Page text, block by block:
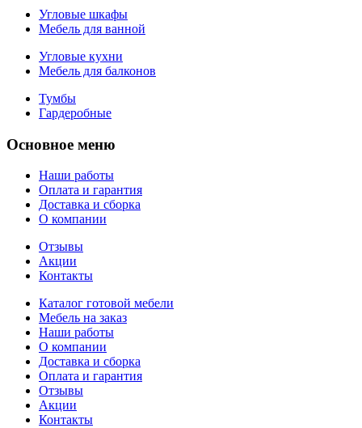
Угловые шкафы
Мебель для ванной
Угловые кухни
Мебель для балконов
Тумбы
Гардеробные
Основное меню
Наши работы
Оплата и гарантия
Доставка и сборка
О компании
Отзывы
Акции
Контакты
Каталог готовой мебели
Мебель на заказ
Наши работы
О компании
Доставка и сборка
Оплата и гарантия
Отзывы
Акции
Контакты